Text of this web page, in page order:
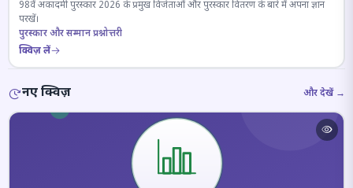
98वें अकादमी पुरस्कार 2026 के प्रमुख विजेताओं और पुरस्कार वितरण के बारे में अपना ज्ञान
परखें।
पुरस्कार और सम्मान प्रश्नोत्तरी
क्विज़ लें
नए क्विज़ और देखें →